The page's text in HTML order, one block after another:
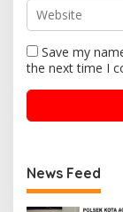
Save my
the next time I
News Feed